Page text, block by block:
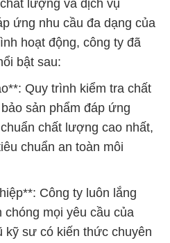
lượng và dịch vụ
ứng nhu cầu đa dạng của
hoạt động, công ty đã
bật sau:
Quy trình kiểm tra chất
sản phẩm đáp ứng
chất lượng cao nhất,
chuẩn an toàn môi
Công ty luôn lắng
mọi yêu cầu của
kỹ sư có kiến thức chuyên